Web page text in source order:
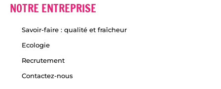
NOTRE ENTREPRISE
Savoir-faire : qualité et fraîcheur
Ecologie
Recrutement
Contactez-nous